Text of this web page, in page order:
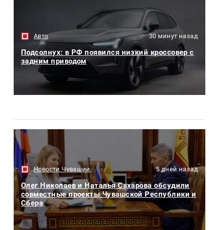
Авто 30 минут назад
Подсолнух: в РФ появился низкий кроссовер с
задним приводом
Новости Чувашии 5 дней назад
Олег Николаев и Наталья Сахарова обсудили
совместные проекты Чувашской Республики и
Сбера